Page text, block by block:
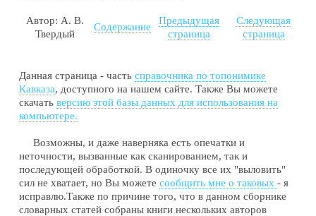
Автор: А. В.
Твердый
Содержание
Предыдущая
страница
Следующая
страница
Данная страница - частьсправочника по топонимике
Кавказа, доступного на нашем сайте. Также Вы можете
скачатьверсию этой базы данных для использования на
компьютере.
Возможны, и даже наверняка есть опечатки и
неточности, вызванные как сканированием, так и
последующей обработкой. В одиночку все их "выловить"
сил не хватает, но Вы можетесообщить мне о таковых- я
исправлю.Также по причине того, что в данном сборнике
словарных статей собраны книги нескольких авторов